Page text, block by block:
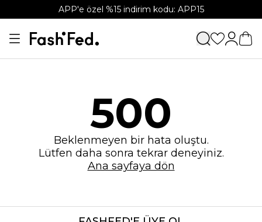
APP'e özel %15 indirim kodu: APP15
500
Beklenmeyen bir hata oluştu.
Lütfen daha sonra tekrar deneyiniz.
Ana sayfaya dön